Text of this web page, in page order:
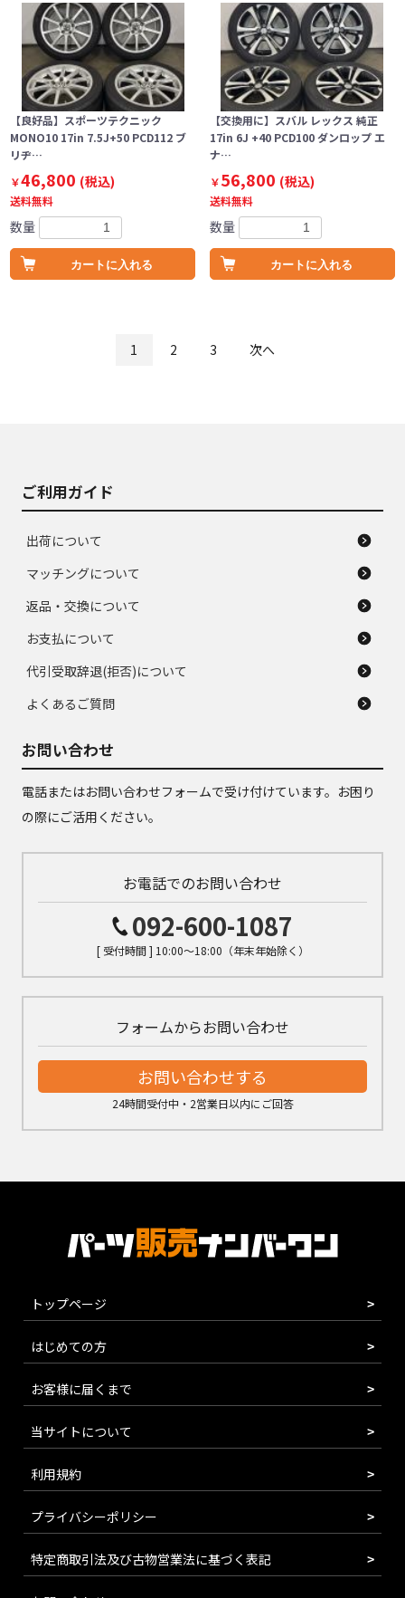
【良好品】スポーツテクニック
MONO10 17in 7.5J+50 PCD112 ブ
リヂ…
￥46,800 (税込)
送料無料
数量
カートに入れる
【交換用に】スバル レックス 純正
17in 6J +40 PCD100 ダンロップ エ
ナ…
￥56,800 (税込)
送料無料
数量
カートに入れる
1 2 3 次へ
ご利用ガイド
出荷について
マッチングについて
返品・交換について
お支払について
代引受取辞退(拒否)について
よくあるご質問
お問い合わせ
電話またはお問い合わせフォームで受け付けています。お困り
の際にご活用ください。
お電話でのお問い合わせ
092-600-1087
[ 受付時間 ] 10:00～18:00（年末年始除く）
フォームからお問い合わせ
お問い合わせする
24時間受付中・2営業日以内にご回答
トップページ
はじめての方
お客様に届くまで
当サイトについて
利用規約
プライバシーポリシー
特定商取引法及び古物営業法に基づく表記